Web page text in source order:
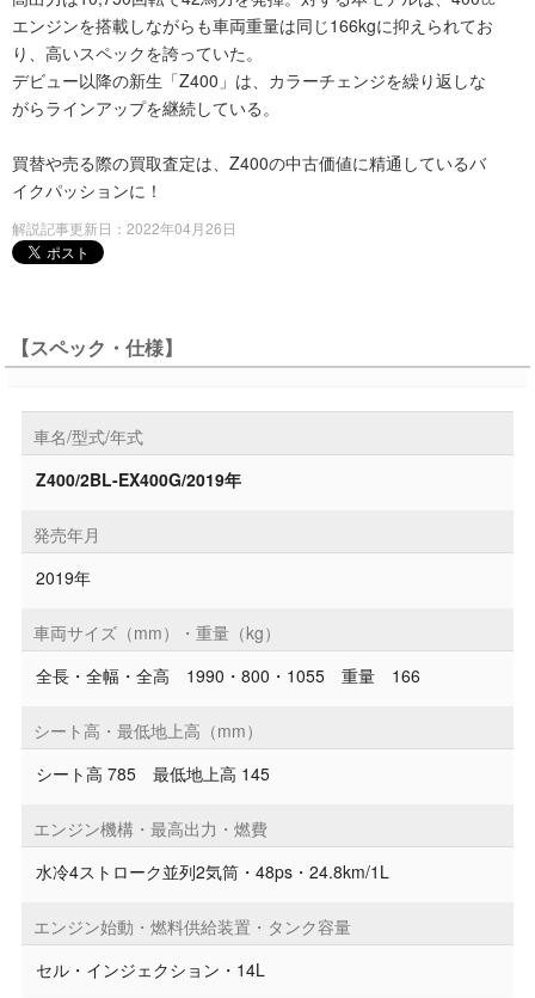
エンジンを搭載しながらも車両重量は同じ166kgに抑えられてお
り、高いスペックを誇っていた。
デビュー以降の新生「Z400」は、カラーチェンジを繰り返しな
がらラインアップを継続している。
買替や売る際の買取査定は、Z400の中古価値に精通しているバ
イクパッションに！
解説記事更新日：2022年04月26日
【スペック・仕様】
車名/型式/年式
Z400/2BL-EX400G/2019年
発売年月
2019年
車両サイズ（mm）・重量（kg）
全長・全幅・全高 1990・800・1055 重量 166
シート高・最低地上高（mm）
シート高 785 最低地上高 145
エンジン機構・最高出力・燃費
水冷4ストローク並列2気筒・48ps・24.8km/1L
エンジン始動・燃料供給装置・タンク容量
セル・インジェクション・14L